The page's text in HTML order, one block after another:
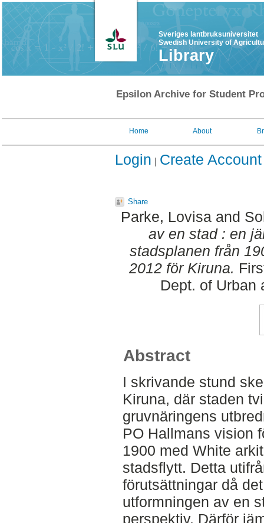
Sveriges lantbruksuniversitet
Swedish University of
Library
Epsilon Archive for Student
Home About
Login Create Account
Share
Parke, Lovisaand
av en stad : en
stadsplanen från
2012 för Kiruna.
Dept. of Urban
Abstract
I skrivande stund
Kiruna, där staden
gruvnäringens
PO Hallmans vision
1900 med White
stadsflytt. Detta
förutsättningar då
utformningen av en
perspektiv. Därför